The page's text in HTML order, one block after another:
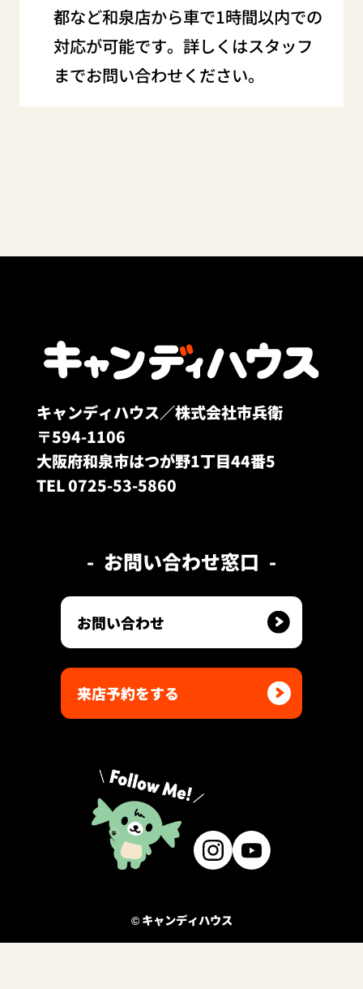
都など和泉店から車で1時間以内での
対応が可能です。詳しくはスタッフ
までお問い合わせください。
キャンディハウス／株式会社市兵衛
〒594-1106
大阪府和泉市はつが野1丁目44番5
TEL 0725-53-5860
お問い合わせ窓口
お問い合わせ
来店予約をする
© キャンディハウス